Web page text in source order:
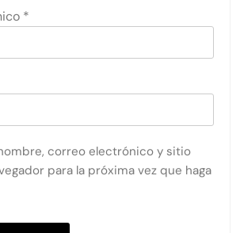
*
correo electrónico y sitio
para la próxima vez que haga